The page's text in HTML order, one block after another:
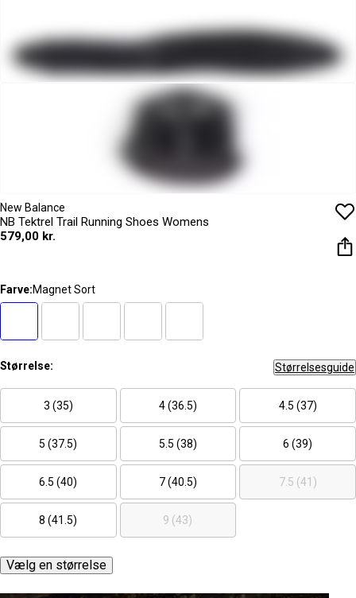
New Balance
NB Tektrel Trail Running Shoes Womens
579,00 kr.
Farve:Magnet Sort
Størrelse: Størrelsesguide
3 (35) 4 (36.5) 4.5 (37)
5 (37.5) 5.5 (38) 6 (39)
6.5 (40) 7 (40.5) 7.5 (41)
8 (41.5) 9 (43)
Vælg en størrelse